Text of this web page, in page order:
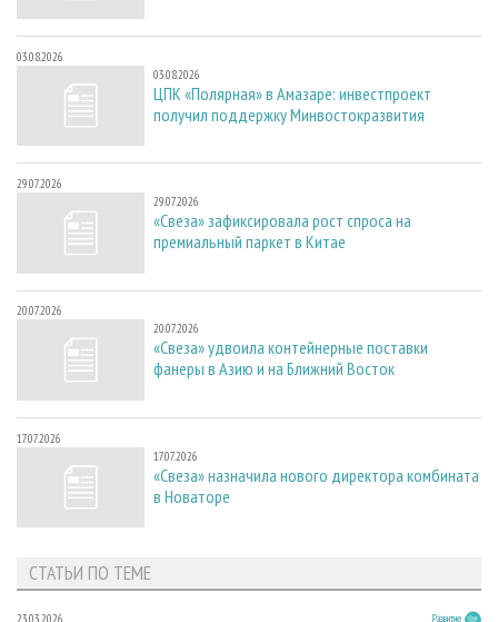
03.08.2026
03.08.2026
ЦПК «Полярная» в Амазаре: инвестпроект
получил поддержку Минвостокразвития
29.07.2026
29.07.2026
«Свеза» зафиксировала рост спроса на
премиальный паркет в Китае
20.07.2026
20.07.2026
«Свеза» удвоила контейнерные поставки
фанеры в Азию и на Ближний Восток
17.07.2026
17.07.2026
«Свеза» назначила нового директора комбината
в Новаторе
СТАТЬИ ПО ТЕМЕ
Развитие